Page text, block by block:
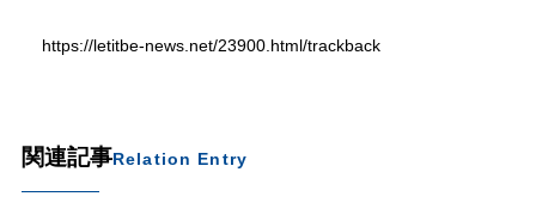
https://letitbe-news.net/23900.html/trackback
関連記事Relation Entry